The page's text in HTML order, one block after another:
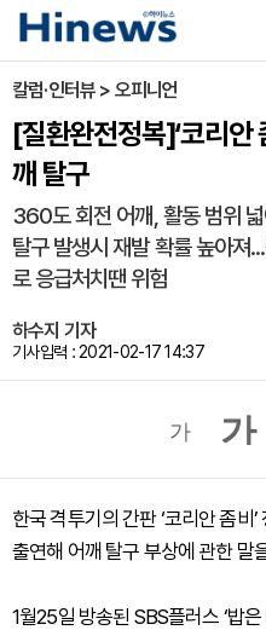
칼럼·인터뷰 > 오피니언
[질환완전정복]‘코리안
깨 탈구
360도 회전 어깨, 활동 범위
탈구 발생시 재발 확률 높아져
로 응급처치땐 위험
하수지 기자
기사입력 : 2021-02-17 14:37
가 가
한국 격투기의 간판 ‘코리안 좀비
출연해 어깨 탈구 부상에 관한 말
1월25일 방송된 SBS플러스 ‘밥